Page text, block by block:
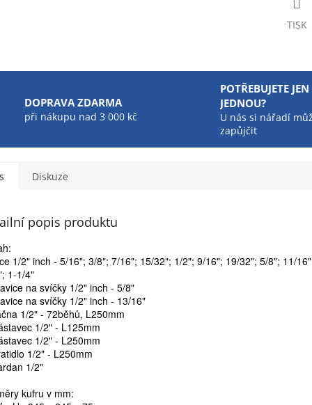
TISK
DOPRAVA ZDARMA
při nákupu nad 3 000 kč
POTŘEBUJETE JEN
JEDNOU?
U nás si nářadí
zapůjčit
Diskuze
popis produktu
1/2" inch - 5/16"; 3/8"; 7/16"; 15/32"; 1/2"; 9/16"; 19/32"; 5/8"; 11/
1-1/4"
na svíčky 1/2" inch - 5/8"
na svíčky 1/2" inch - 13/16"
1/2" - 72běhů, L250mm
1/2" - L125mm
1/2" - L250mm
1/2" - L250mm
1/2"
kufru v mm: